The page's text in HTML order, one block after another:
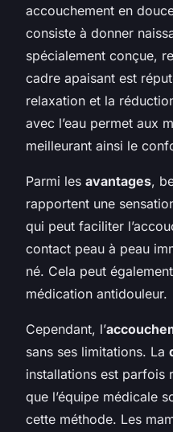
accouchement en
consiste à donner
spécialement conçue,
cadre apaisant est
relaxation et la
avec l’eau permet aux
meilleurant ainsi le
Parmi les avantages,
rapportent une
qui peut faciliter
contact peau à peau
né. Cela peut
médication antidouleur.
Cependant, l’
sans ses limitations. La
installations est parfois
que l’équipe médicale
cette méthode. Les